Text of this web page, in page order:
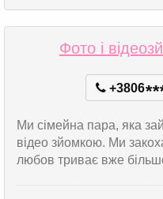
Фото і
+3806**
Ми сімейна пара, яка
відео зйомкою. Ми
любов триває вже